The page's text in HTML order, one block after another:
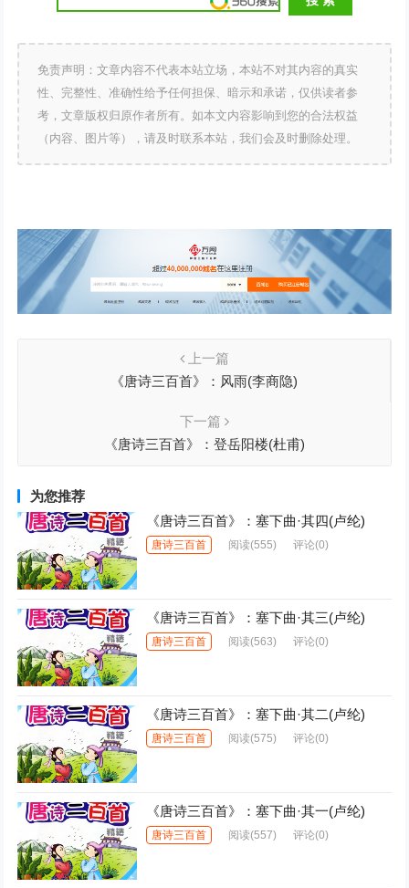
免责声明：文章内容不代表本站立场，本站不对其内容的真实
性、完整性、准确性给予任何担保、暗示和承诺，仅供读者参
考，文章版权归原作者所有。如本文内容影响到您的合法权益
（内容、图片等），请及时联系本站，我们会及时删除处理。
上一篇
《唐诗三百首》：风雨(李商隐)
下一篇
《唐诗三百首》：登岳阳楼(杜甫)
为您推荐
《唐诗三百首》：塞下曲·其四(卢纶)
唐诗三百首 阅读(555) 评论(0)
《唐诗三百首》：塞下曲·其三(卢纶)
唐诗三百首 阅读(563) 评论(0)
《唐诗三百首》：塞下曲·其二(卢纶)
唐诗三百首 阅读(575) 评论(0)
《唐诗三百首》：塞下曲·其一(卢纶)
唐诗三百首 阅读(557) 评论(0)